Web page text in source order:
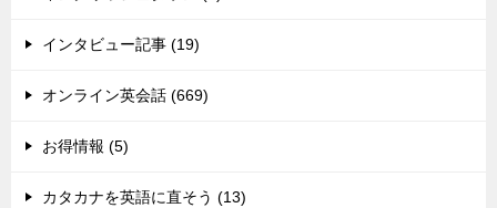
インタビュー記事 (19)
オンライン英会話 (669)
お得情報 (5)
カタカナを英語に直そう (13)